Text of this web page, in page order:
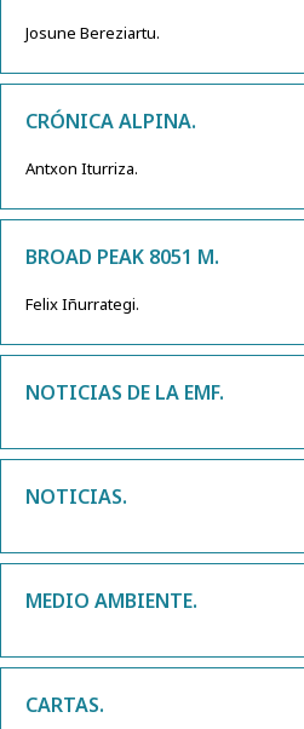
Josune Bereziartu.
CRÓNICA ALPINA.
Antxon Iturriza.
BROAD PEAK 8051 M.
Felix Iñurrategi.
NOTICIAS DE LA EMF.
NOTICIAS.
MEDIO AMBIENTE.
CARTAS.